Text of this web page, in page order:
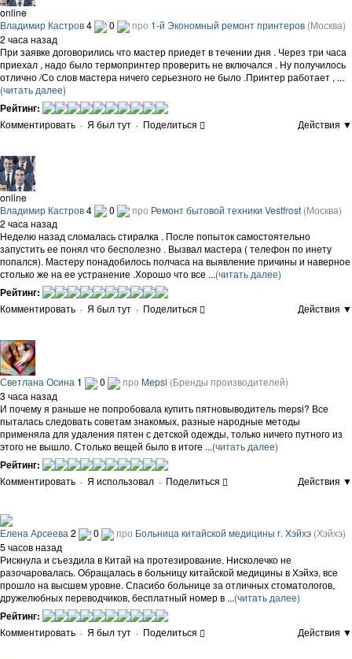
online
Владимир Кастров4 0 про 1-й Экономный ремонт принтеров (Москва)
2 часа назад
При заявке договорились что мастер приедет в течении дня . Через три часа
приехал , надо было термопринтер проверить не включался . Ну получилось
отлично /Со слов мастера ничего серьезного не было .Принтер работает , ...
(читать далее)
Рейтинг:
Комментировать · Я был тут · Поделиться Действия ▼
online
Владимир Кастров4 0 про Ремонт бытовой техники Vestfrost (Москва)
2 часа назад
Неделю назад сломалась стиралка . После попыток самостоятельно
запустить ее понял что бесполезно . Вызвал мастера ( телефон по инету
попался). Мастеру понадобилось полчаса на выявление причины и наверное
столько же на ее устранение .Хорошо что все ...(читать далее)
Рейтинг:
Комментировать · Я был тут · Поделиться Действия ▼
Светлана Осина 1 0 про Mepsi (Бренды производителей)
3 часа назад
И почему я раньше не попробовала купить пятновыводитель mepsi? Все
пыталась следовать советам знакомых, разные народные методы
применяла для удаления пятен с детской одежды, только ничего путного из
этого не вышло. Столько вещей было в итоге ...(читать далее)
Рейтинг:
Комментировать · Я использовал · Поделиться Действия ▼
Елена Арсеева 2 0 про Больница китайской медицины г. Хэйхэ (Хэйхэ)
5 часов назад
Рискнула и съездила в Китай на протезирование. Нисколечко не
разочаровалась. Обращалась в больницу китайской медицины в Хэйхэ, все
прошло на высшем уровне. Спасибо больнице за отличных стоматологов,
дружелюбных переводчиков, бесплатный номер в ...(читать далее)
Рейтинг:
Комментировать · Я был тут · Поделиться Действия ▼